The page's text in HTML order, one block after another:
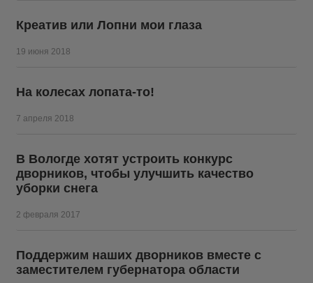
Креатив или Лопни мои глаза
19 июня 2018
На колесах лопата-то!
7 апреля 2018
В Вологде хотят устроить конкурс
дворников, чтобы улучшить качество
уборки снега
2 февраля 2017
Поддержим наших дворников вместе с
заместителем губернатора области